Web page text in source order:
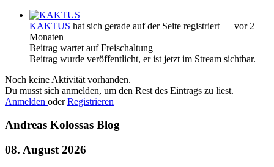
KAKTUS hat sich gerade auf der Seite registriert — vor 2
Monaten
Beitrag wartet auf Freischaltung
Beitrag wurde veröffentlicht, er ist jetzt im Stream sichtbar.
Noch keine Aktivität vorhanden.
Du musst sich anmelden, um den Rest des Eintrags zu liest.
Anmelden oderRegistrieren
Andreas Kolossas Blog
08. August 2026